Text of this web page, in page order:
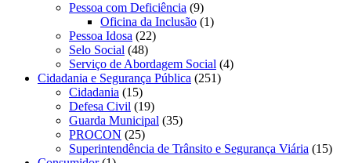
Pessoa com Deficiência (9)
Oficina da Inclusão (1)
Pessoa Idosa (22)
Selo Social (48)
Serviço de Abordagem Social (4)
Cidadania e Segurança Pública (251)
Cidadania (15)
Defesa Civil (19)
Guarda Municipal (35)
PROCON (25)
Superintendência de Trânsito e Segurança Viária (15)